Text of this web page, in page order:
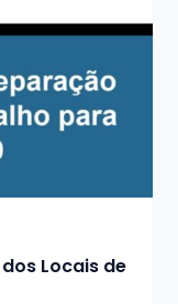
Locais de